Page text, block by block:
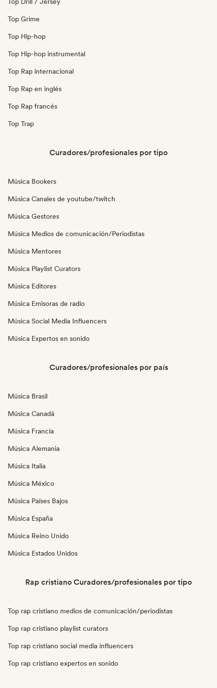
Top Grime
Top Hip-hop
Top Hip-hop instrumental
Top Rap internacional
Top Rap en inglés
Top Rap francés
Top Trap
Curadores/profesionales por tipo
Música Bookers
Música Canales de youtube/twitch
Música Gestores
Música Medios de comunicación/Periodistas
Música Mentores
Música Playlist Curators
Música Editores
Música Emisoras de radio
Música Social Media Influencers
Música Expertos en sonido
Curadores/profesionales por país
Música Brasil
Música Canadá
Música Francia
Música Alemania
Música Italia
Música México
Música Países Bajos
Música España
Música Reino Unido
Música Estados Unidos
Rap cristiano Curadores/profesionales por tipo
Top rap cristiano medios de comunicación/periodistas
Top rap cristiano playlist curators
Top rap cristiano social media influencers
Top rap cristiano expertos en sonido